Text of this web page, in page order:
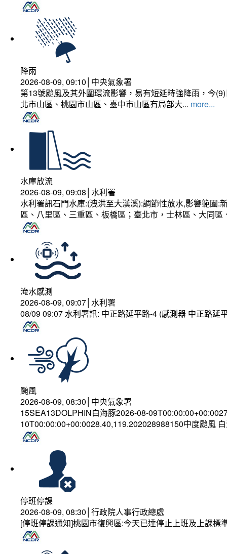
降雨
2026-08-09, 09:10│中央氣象署
第13號颱風及其外圍環流影響，易有短延時強降雨，今
北市山區、桃園市山區、臺中市山區有局部大... more...
水庫放流
2026-08-09, 09:08│水利署
水利署訊石門水庫:(洩洪至大漢溪):調節性放水,影響範圍
區、八里區、三重區、板橋區；臺北市，士林區、大同
淹水感測
2026-08-09, 09:07│水利署
08/09 09:07 水利署訊: 中正路延平路-4 (感測器 中正路
颱風
2026-08-09, 08:30│中央氣象署
15SEA13DOLPHIN白海豚2026-08-
10T00:00:00+00:0028.40,119.202028988150中度颱風
停班停課
2026-08-09, 08:30│行政院人事行政總處
[停班停課通知]桃園市復興區:今天已達停止上班及上課